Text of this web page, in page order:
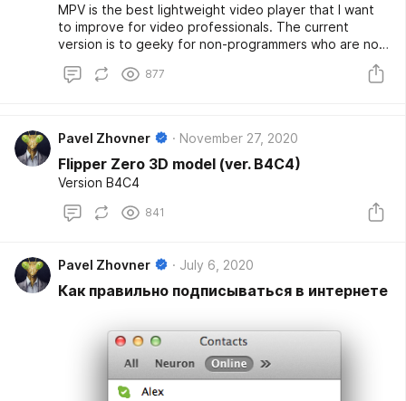
MPV is the best lightweight video player that I want
to improve for video professionals. The current
version is to geeky for non-programmers who are not
not optimal.
877
Pavel Zhovner November 27, 2020
Flipper Zero 3D model (ver. B4C4)
Version B4C4
841
Pavel Zhovner July 6, 2020
Как правильно подписываться в интернете